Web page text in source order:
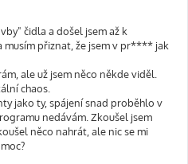
čidla a došel jsem až k
přiznat, že jsem v pr**** jak
ale už jsem něco někde viděl.
chaos.
jako ty, spájení snad proběhlo v
nedávám. Zkoušel jsem
něco nahrát, ale nic se mi